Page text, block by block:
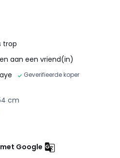
trop
aan een vriend(in)
Geverifieerde koper
cm
Google